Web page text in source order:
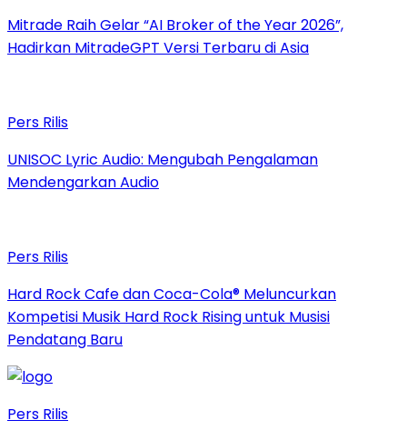
Mitrade Raih Gelar “AI Broker of the Year 2026”,
Hadirkan MitradeGPT Versi Terbaru di Asia
Pers Rilis
UNISOC Lyric Audio: Mengubah Pengalaman
Mendengarkan Audio
Pers Rilis
Hard Rock Cafe dan Coca-Cola® Meluncurkan
Kompetisi Musik Hard Rock Rising untuk Musisi
Pendatang Baru
Pers Rilis